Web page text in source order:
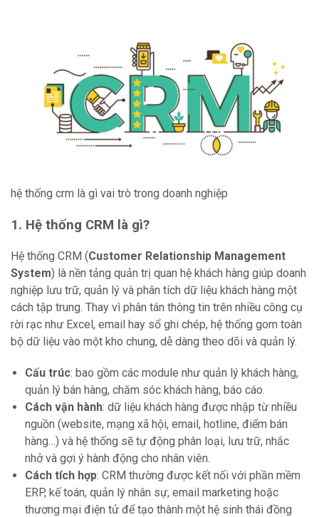
hệ thống crm là gì vai trò trong doanh nghiệp
1. Hệ thống CRM là gì?
Hệ thống CRM (Customer Relationship Management
System) là nền tảng quản trị quan hệ khách hàng giúp doanh
nghiệp lưu trữ, quản lý và phân tích dữ liệu khách hàng một
cách tập trung. Thay vì phân tán thông tin trên nhiều công cụ
rời rạc như Excel, email hay sổ ghi chép, hệ thống gom toàn
bộ dữ liệu vào một kho chung, dễ dàng theo dõi và quản lý.
Cấu trúc: bao gồm các module như quản lý khách hàng,
quản lý bán hàng, chăm sóc khách hàng, báo cáo.
Cách vận hành: dữ liệu khách hàng được nhập từ nhiều
nguồn (website, mạng xã hội, email, hotline, điểm bán
hàng…) và hệ thống sẽ tự động phân loại, lưu trữ, nhắc
nhở và gợi ý hành động cho nhân viên.
Cách tích hợp: CRM thường được kết nối với phần mềm
ERP, kế toán, quản lý nhân sự, email marketing hoặc
thương mại điện tử để tạo thành một hệ sinh thái đồng